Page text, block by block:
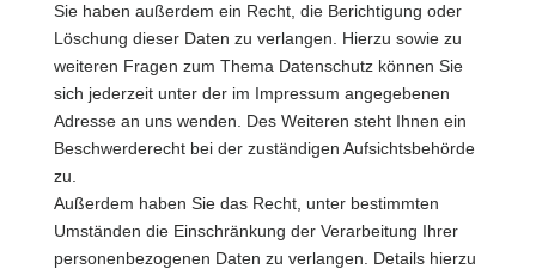
Sie haben außerdem ein Recht, die Berichtigung oder
Löschung dieser Daten zu verlangen. Hierzu sowie zu
weiteren Fragen zum Thema Datenschutz können Sie
sich jederzeit unter der im Impressum angegebenen
Adresse an uns wenden. Des Weiteren steht Ihnen ein
Beschwerderecht bei der zuständigen Aufsichtsbehörde
zu.
Außerdem haben Sie das Recht, unter bestimmten
Umständen die Einschränkung der Verarbeitung Ihrer
personenbezogenen Daten zu verlangen. Details hierzu